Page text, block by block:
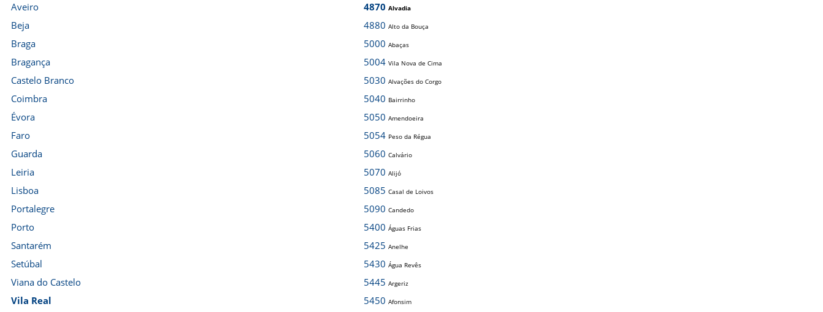
Aveiro
Beja
Braga
Bragança
Castelo Branco
Coimbra
Évora
Faro
Guarda
Leiria
Lisboa
Portalegre
Porto
Santarém
Setúbal
Viana do Castelo
Vila Real
4870 Alvadia
4880 Alto da Bouça
5000 Abaças
5004 Vila Nova de Cima
5030 Alvações do Corgo
5040 Bairrinho
5050 Amendoeira
5054 Peso da Régua
5060 Calvário
5070 Alijó
5085 Casal de Loivos
5090 Candedo
5400 Águas Frias
5425 Anelhe
5430 Água Revês
5445 Argeriz
5450 Afonsim